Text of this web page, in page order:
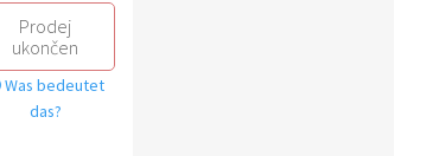
Prodej
ukončen
Was bedeutet
das?